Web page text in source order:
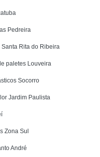
Pedreira
Rita do Ribeira
paletes Louveira
Socorro
Jardim Paulista
Zona Sul
André